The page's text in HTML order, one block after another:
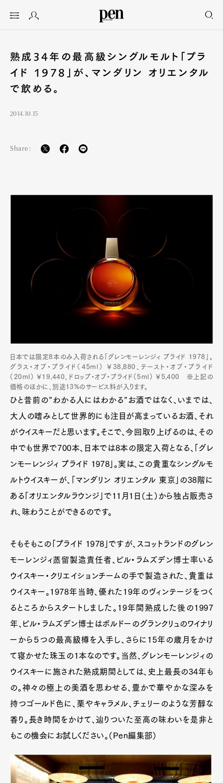
熟成34年の最高級シングルモルト「プラ
イド 1978」が、マンダリン オリエンタル
で飲める。
2014.10.15
Share:
日本では限定8本のみ入荷される「グレンモーレンジィ プライド 1978」。
グラス・オブ・プライド（45ml） ￥38,880、テースト・オブ・プライド
（20ml） ￥19,440、ドロップ・オブ・プライド（5ml） ￥5,400 ※上記の
価格のほかに、別途13%のサービス料が入ります。
ひと昔前の”わかる人にはわかる”お酒ではなく、いまでは、
大人の嗜みとして世界的にも注目が高まっているお酒、それ
がウイスキーだと思います。そこで、今回取り上げるのは、その
中でも世界で700本、日本では8本の限定入荷となる、「グレ
ンモーレンジィ プライド 1978」。実は、この貴重なシングルモ
ルトウイスキーが、「マンダリン オリエンタル 東京」の38階に
ある「オリエンタルラウンジ」で11月1日（土）から独占販売さ
れ、味わうことができるのです。
そもそもこの「プライド 1978」ですが、スコットランドのグレン
モーレンジィ蒸留製造責任者、ビル・ラムズデン博士率いる
ウイスキー・クリエイションチームの手で製造された、貴重は
ウイスキー。1978年当時、優れた19年のヴィンテージをつく
るところからスタートしました。19年間熟成した後の1997
年、ビル・ラムズデン博士はボルドーのグランクリュのワイナリ
ーから５つの最高級樽を入手し、さらに15年の歳月をかけ
て寝かせた珠玉の1本なのです。当然、グレンモーレンジィの
ウイスキーに施された熟成期間としては、史上最長の34年も
の。神々の極上の美酒を思わせる、豊かで華やかな深みを
持つゴールド色に、栗やキャラメル、チェリーのような芳醇な
香り。長き時間をかけて、辿りついた至高の味わいを是非と
もこの機会にお試しください。（Pen編集部）